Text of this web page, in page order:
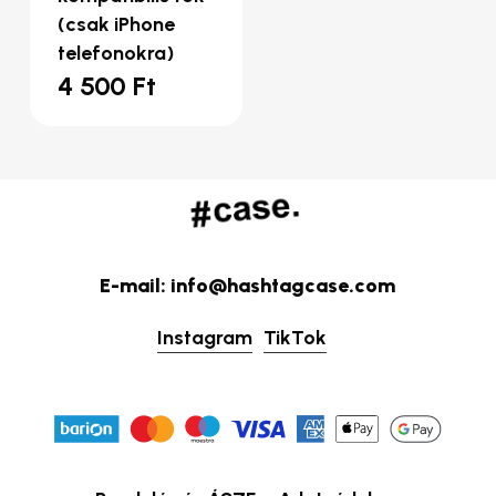
(csak iPhone
telefonokra)
4 500 Ft
E-mail: info@hashtagcase.com
Instagram TikTok